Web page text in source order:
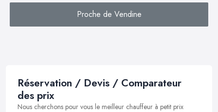
Proche de Vendine
Réservation / Devis / Comparateur
des prix
Nous cherchons pour vous le meilleur chauffeur à petit prix